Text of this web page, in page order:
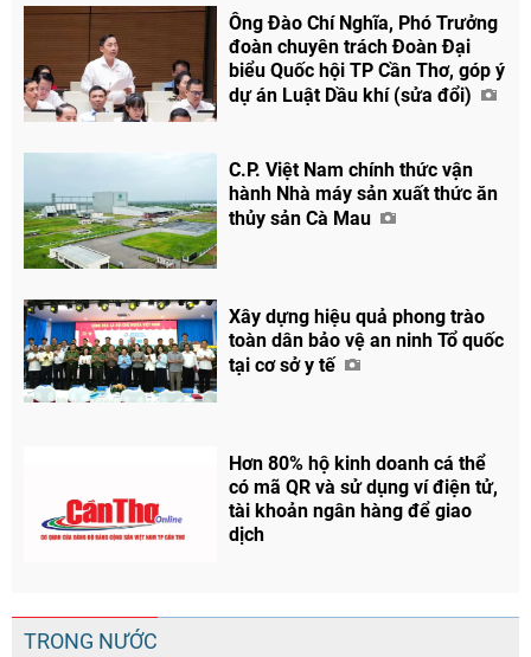
Ông Đào Chí Nghĩa, Phó Trưởng
đoàn chuyên trách Đoàn Đại
biểu Quốc hội TP Cần Thơ, góp ý
dự án Luật Dầu khí (sửa đổi)
C.P. Việt Nam chính thức vận
hành Nhà máy sản xuất thức ăn
thủy sản Cà Mau
Xây dựng hiệu quả phong trào
toàn dân bảo vệ an ninh Tổ quốc
tại cơ sở y tế
Hơn 80% hộ kinh doanh cá thể
có mã QR và sử dụng ví điện tử,
tài khoản ngân hàng để giao
dịch
TRONG NƯỚC